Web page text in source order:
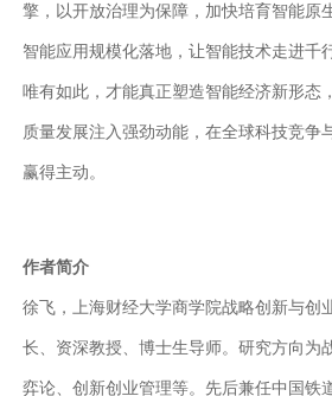
擎，以开放治理为保障，加快培育智能原
智能应用规模化落地，让智能技术走进千
唯有如此，才能真正塑造智能经济新形态
质量发展注入强劲动能，在全球科技竞争
赢得主动。
作者简介
徐飞，上海财经大学商学院战略创新与创
长、资深教授、博士生导师。研究方向为
弈论、创新创业管理等。先后兼任中国铁